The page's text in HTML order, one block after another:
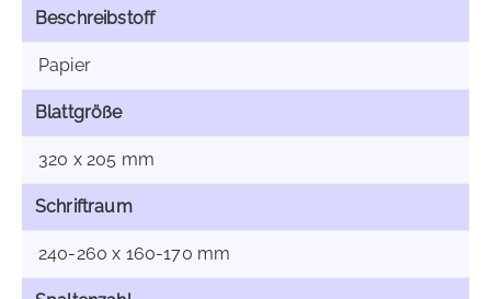
Beschreibstoff
Papier
Blattgröße
320 x 205 mm
Schriftraum
240-260 x 160-170 mm